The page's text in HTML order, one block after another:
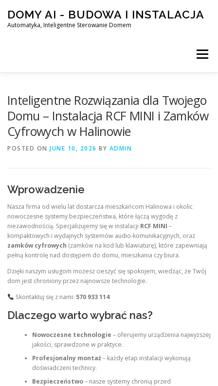
content
DOMY AI - BUDOWA I INSTALACJA
Automatyka, Inteligentne Sterowanie Domem
Menu
SMART DOM AI – AUTOMATYKA, INTELIGENTNE
Inteligentne Rozwiązania dla Twojego
Domu – Instalacja RCF MINI i Zamków
Cyfrowych w Halinowie
POSTED ON JUNE 10, 2026 BY ADMIN
Wprowadzenie
Nasza firma od wielu lat dostarcza mieszkańcom Halinowa i okolic
nowoczesne systemy bezpieczeństwa, które łączą wygodę z
niezawodnością. Specjalizujemy się w instalacji RCF MINI –
kompaktowych i wydajnych systemów audio-komunikacyjnych, oraz
zamków cyfrowych (zamków na kod lub klawiaturę), które zapewniają
pełną kontrolę nad dostępem do domu, mieszkania czy biura.
Dzięki naszym usługom możesz cieszyć się spokojem, wiedząc, że Twój
dom jest chroniony przez najnowsze technologie.
Skontaktuj się z nami: 570 933 114
Dlaczego warto wybrać nas?
Nowoczesne technologie – oferujemy urządzenia najwyższej
jakości, sprawdzone w praktyce.
Profesjonalny montaż– każdy etap instalacji wykonują
doświadczeni technicy.
Bezpieczeństwo– nasze systemy chronią przed